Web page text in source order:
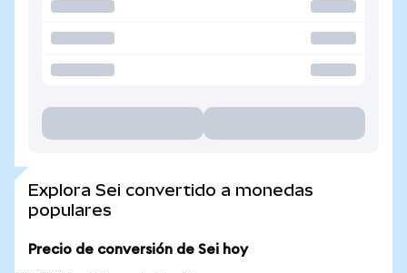
Explora Sei convertido a monedas
populares
Precio de conversión de Sei hoy